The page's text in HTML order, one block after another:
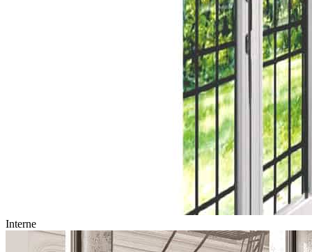
Interne